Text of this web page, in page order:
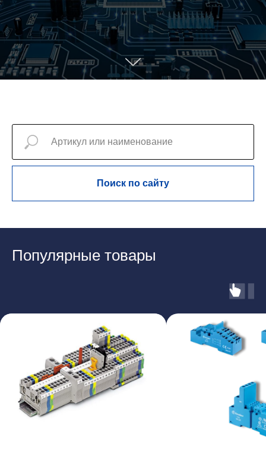
Поиск по сайту
Популярные товары